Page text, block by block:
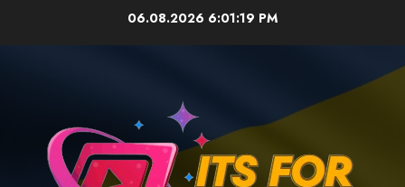
06.08.2026 6:01:19 PM